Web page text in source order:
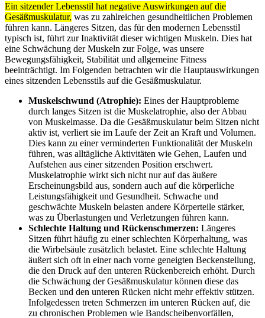
Ein sitzender Lebensstil hat negative Auswirkungen auf die
Gesäßmuskulatur, was zu zahlreichen gesundheitlichen Problemen
führen kann. Längeres Sitzen, das für den modernen Lebensstil
typisch ist, führt zur Inaktivität dieser wichtigen Muskeln. Dies hat
eine Schwächung der Muskeln zur Folge, was unsere
Bewegungsfähigkeit, Stabilität und allgemeine Fitness
beeinträchtigt. Im Folgenden betrachten wir die Hauptauswirkungen
eines sitzenden Lebensstils auf die Gesäßmuskulatur.
Muskelschwund (Atrophie): Eines der Hauptprobleme
durch langes Sitzen ist die Muskelatrophie, also der Abbau
von Muskelmasse. Da die Gesäßmuskulatur beim Sitzen nicht
aktiv ist, verliert sie im Laufe der Zeit an Kraft und Volumen.
Dies kann zu einer verminderten Funktionalität der Muskeln
führen, was alltägliche Aktivitäten wie Gehen, Laufen und
Aufstehen aus einer sitzenden Position erschwert.
Muskelatrophie wirkt sich nicht nur auf das äußere
Erscheinungsbild aus, sondern auch auf die körperliche
Leistungsfähigkeit und Gesundheit. Schwache und
geschwächte Muskeln belasten andere Körperteile stärker,
was zu Überlastungen und Verletzungen führen kann.
Schlechte Haltung und Rückenschmerzen: Längeres
Sitzen führt häufig zu einer schlechten Körperhaltung, was
die Wirbelsäule zusätzlich belastet. Eine schlechte Haltung
äußert sich oft in einer nach vorne geneigten Beckenstellung,
die den Druck auf den unteren Rückenbereich erhöht. Durch
die Schwächung der Gesäßmuskulatur können diese das
Becken und den unteren Rücken nicht mehr effektiv stützen.
Infolgedessen treten Schmerzen im unteren Rücken auf, die
zu chronischen Problemen wie Bandscheibenvorfällen,